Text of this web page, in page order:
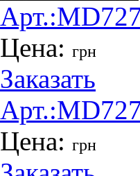
Арт.:
Цена: грн
Заказать
Арт.:
Цена: грн